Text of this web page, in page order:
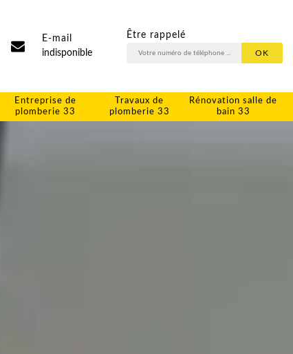
E-mail
indisponible
Être rappelé
Entreprise de
plomberie 33
Travaux de
plomberie 33
Rénovation salle de
bain 33